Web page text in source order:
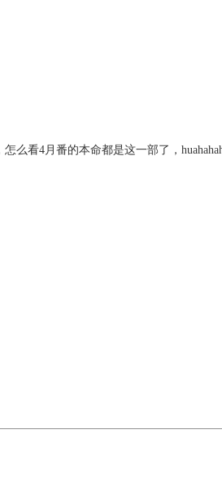
么看4月番的本命都是这一部了，